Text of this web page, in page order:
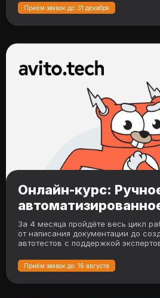
Приём заявок до: 31 декабря
Онлайн-курс:
тестирование
За 4 месяца пройдёте весь цикл
от написания документации до
автотестов с поддержкой
Приём заявок до: 16 августа